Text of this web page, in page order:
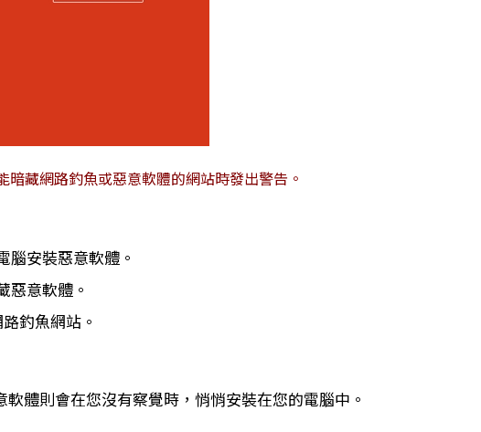
藏網路釣魚或惡意軟體的網站時發出警告。
腦安裝惡意軟體。
惡意軟體。
釣魚網站。
體則會在您沒有察覺時，悄悄安裝在您的電腦中。